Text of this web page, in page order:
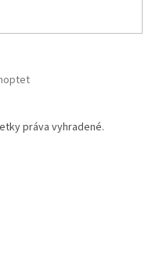
práva vyhradené.